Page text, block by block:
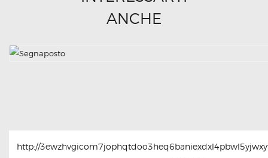
ANCHE
http://